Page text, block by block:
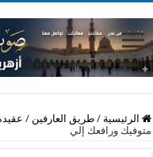
الرئيسية / طريق العارفين /
متوفيك ورافعك إلي